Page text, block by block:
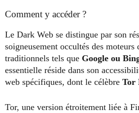
Comment y accéder ?
Le Dark Web se distingue par son
soigneusement occultés des moteurs
traditionnels tels que Google ou
essentielle réside dans son
web spécifiques, dont le célèbre Tor
Tor, une version étroitement liée à